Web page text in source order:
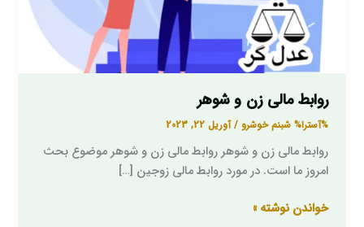
روابط مالی زن و شوهر
%آسترا% شبنم خوشرو/آوریل 22, 2023
روابط مالی زن و شوهر روابط مالی زن و شوهر موضوع بحث
امروز ما است. در مورد روابط مالی زوجین […]
خواندن نوشته »